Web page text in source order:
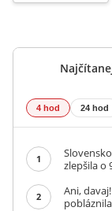
4 hod 24 hod
1
zlepšila o
2
Ani,